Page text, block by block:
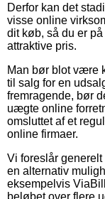
Derfor kan det
visse online
dit køb, så du er
attraktive pris.
Man bør blot være
til salg for en
fremragende, bør
uægte online
omsluttet af et
online firmaer.
Vi foreslår
en alternativ
eksempelvis
beløbet over flere